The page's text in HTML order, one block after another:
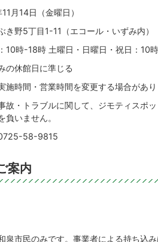
月14日（金曜日）
き野5丁目1-11（エコール・いずみ内）
10時-18時 土曜日・日曜日・祝日：10
の休館日に準じる
施時間・営業時間を変更する場合があり
故・トラブルに関して、ジモティスポ
負いません。
58-9815
案内
泉市民のみです。事業者による持ち込み